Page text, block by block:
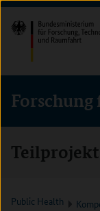
Direkt
zum
Inhalt
(Eingabetaste)
Direkt
zum
Hauptmenu
(Eingabetaste)
Direkt
zur
Suche
(Eingabetaste)
Teilprojekt
Public Health